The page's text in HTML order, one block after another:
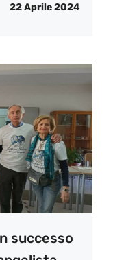
22 Aprile 2024
successo